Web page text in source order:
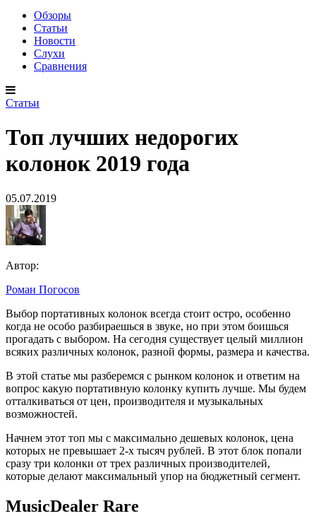
Обзоры
Статьи
Новости
Слухи
Сравнения
Статьи
Топ лучших недорогих
колонок 2019 года
05.07.2019
Автор:
Роман Погосов
Топ
лучших
недорогих
колонок
2019
года
Выбор портативных колонок всегда стоит остро, особенно
когда не особо разбираешься в звуке, но при этом боишься
прогадать с выбором. На сегодня существует целый миллион
всяких различных колонок, разной формы, размера и качества.
В этой статье мы разберемся с рынком колонок и ответим на
вопрос какую портативную колонку купить лучше. Мы будем
отталкиваться от цен, производителя и музыкальных
возможностей.
Начнем этот топ мы с максимально дешевых колонок, цена
которых не превышает 2-х тысяч рублей. В этот блок попали
сразу три колонки от трех различных производителей,
которые делают максимальный упор на бюджетный сегмент.
MusicDealer Rare